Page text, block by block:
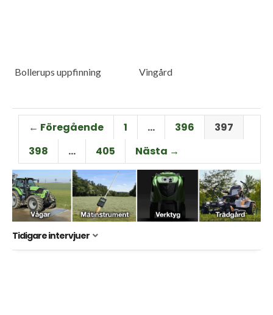
Bollerups uppfinning Vingård
← Föregående 1 … 396
397
398
… 405 Nästa →
Tidigare intervjuer